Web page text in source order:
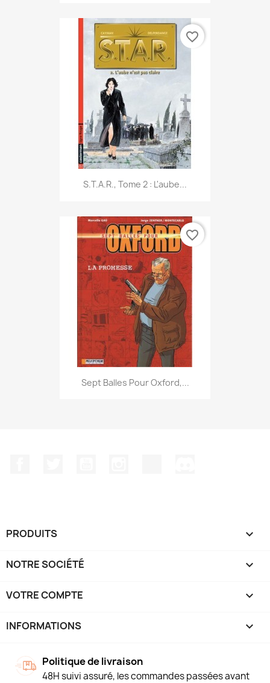
S.T.A.R., Tome 2 : L'aube...
favorite_border
Sept Balles Pour Oxford,...
favorite_border
PRODUITS 
NOTRE SOCIÉTÉ 
VOTRE COMPTE 
INFORMATIONS keyboard_arrow_down
Politique de livraison
48H suivi assuré, les commandes passées avant